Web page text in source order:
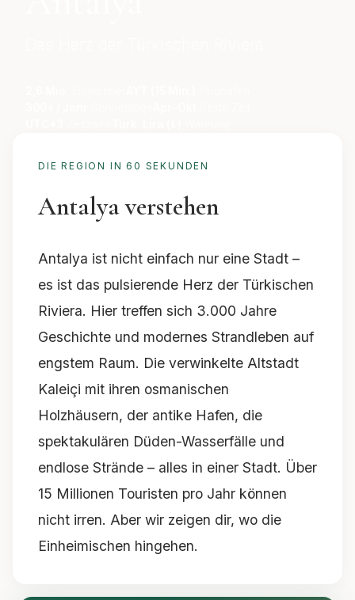
DIE REGION IN 60 SEKUNDEN
Antalya verstehen
Antalya ist nicht einfach nur eine Stadt –
es ist das pulsierende Herz der Türkischen
Riviera. Hier treffen sich 3.000 Jahre
Geschichte und modernes Strandleben auf
engstem Raum. Die verwinkelte Altstadt
Kaleiçi mit ihren osmanischen
Holzhäusern, der antike Hafen, die
spektakulären Düden-Wasserfälle und
endlose Strände – alles in einer Stadt. Über
15 Millionen Touristen pro Jahr können
nicht irren. Aber wir zeigen dir, wo die
Einheimischen hingehen.